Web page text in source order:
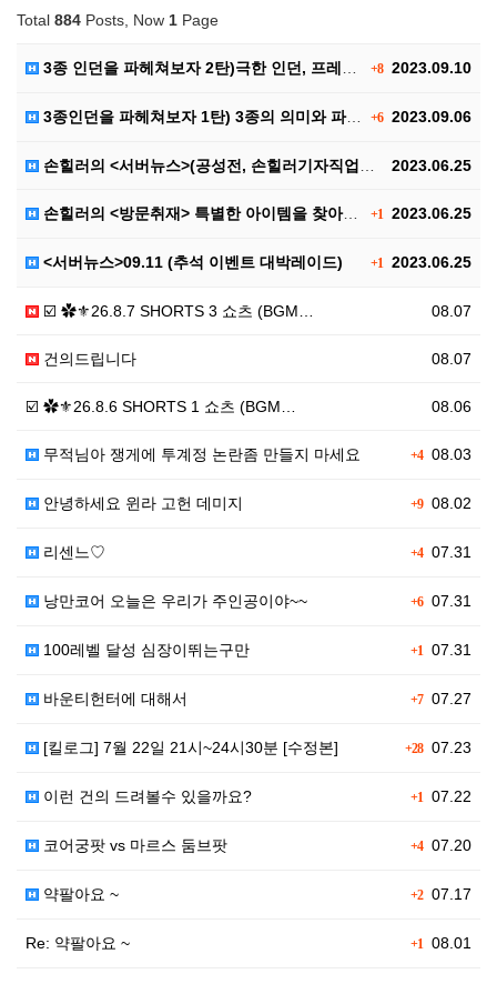
Total 884 Posts, Now 1 Page
+82023.09.10
3종 인던을 파헤쳐보자 2탄)극한 인던, 프레야 인던,…
+62023.09.06
3종인던을 파헤쳐보자 1탄) 3종의 의미와 파티구성, …
2023.06.25
손힐러의 <서버뉴스>(공성전, 손힐러기자직업공개(?))
+1 2023.06.25
손힐러의 <방문취재> 특별한 아이템을 찾아서..
+1 2023.06.25
<서버뉴스>09.11 (추석 이벤트 대박레이드)
08.07
☑️ ✿⚜26.8.7 SHORTS 3 쇼츠 (BGM…
08.07
건의드립니다
08.06
☑️ ✿⚜26.8.6 SHORTS 1 쇼츠 (BGM…
+408.03
무적님아 쟁게에 투계정 논란좀 만들지 마세요
+908.02
안녕하세요 윈라 고헌 데미지
+407.31
리센느♡
+607.31
낭만코어 오늘은 우리가 주인공이야~~
+1 07.31
100레벨 달성 심장이뛰는구만
+707.27
바운티헌터에 대해서
+2807.23
[킬로그] 7월 22일 21시~24시30분 [수정본]
+1 07.22
이런 건의 드려볼수 있을까요?
+407.20
코어궁팟 vs 마르스 둠브팟
+207.17
약팔아요 ~
+1 08.01
Re: 약팔아요 ~